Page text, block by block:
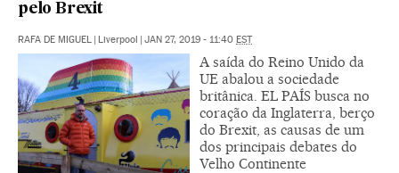
pelo Brexit
RAFA DE MIGUEL | Liverpool | JAN 27, 2019 - 11:40 EST
A saída do Reino Unido da
UE abalou a sociedade
britânica. EL PAÍS busca no
coração da Inglaterra, berço
do Brexit, as causas de um
dos principais debates do
Velho Continente